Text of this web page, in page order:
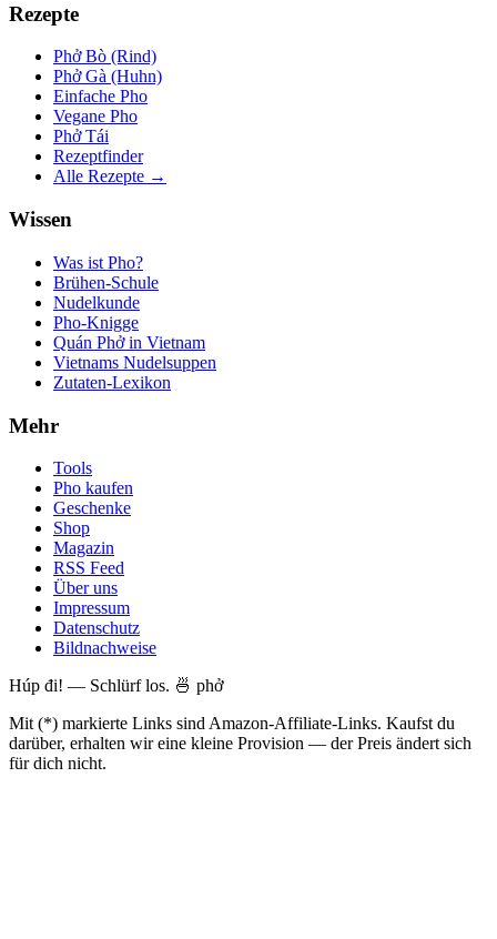
Rezepte
Phở Bò (Rind)
Phở Gà (Huhn)
Einfache Pho
Vegane Pho
Phở Tái
Rezeptfinder
Alle Rezepte →
Wissen
Was ist Pho?
Brühen-Schule
Nudelkunde
Pho-Knigge
Quán Phở in Vietnam
Vietnams Nudelsuppen
Zutaten-Lexikon
Mehr
Tools
Pho kaufen
Geschenke
Shop
Magazin
RSS Feed
Über uns
Impressum
Datenschutz
Bildnachweise
Húp đi! — Schlürf los. 🍜 phở
Mit (*) markierte Links sind Amazon-Affiliate-Links. Kaufst du
darüber, erhalten wir eine kleine Provision — der Preis ändert sich
für dich nicht.